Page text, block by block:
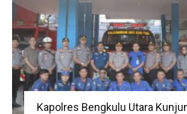
Kapolres Bengkulu Utara